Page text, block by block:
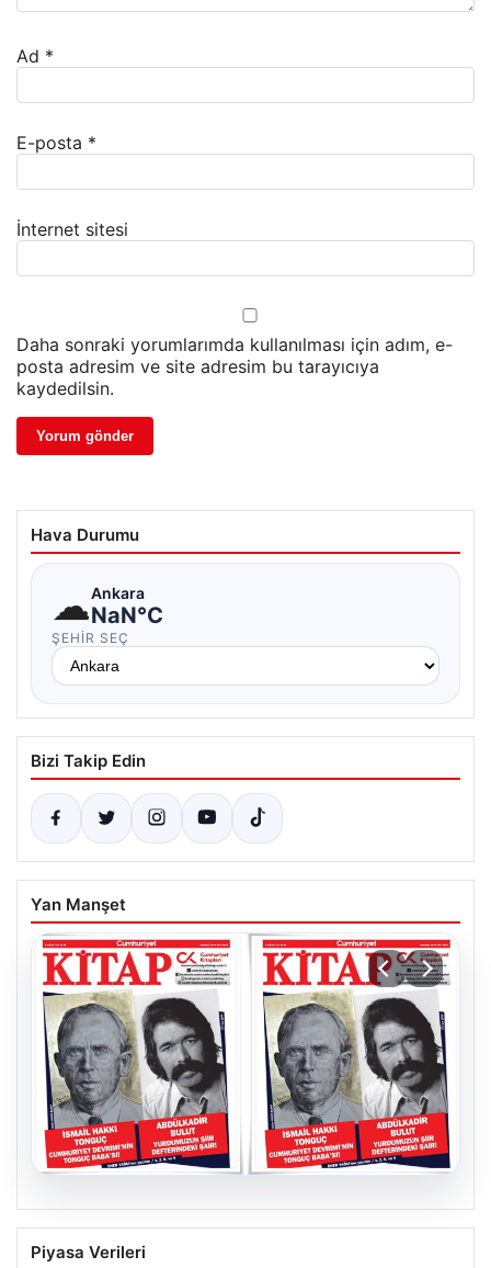
Ad *
E-posta *
İnternet sitesi
Daha sonraki yorumlarımda kullanılması için adım, e-
posta adresim ve site adresim bu tarayıcıya
kaydedilsin.
Hava Durumu
☁Ankara
NaN°C
ŞEHIR SEÇ
Bizi Takip Edin
Yan Manşet
YARIN günlerden Cumhuriyet Kitap!
Sayı 1903! / 6 Ağustos 2026
Piyasa Verileri